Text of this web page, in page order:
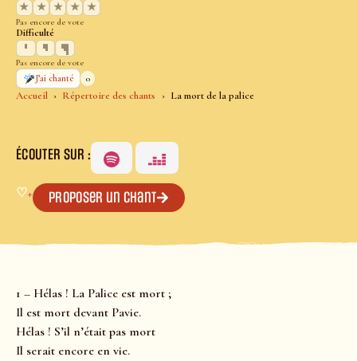
Accueil Répertoire des chants La mort de la palice
★
★ ★ ★ ★
Pas encore de vote
Difficulté
Pas encore de vote
J’ai chanté
0
ÉCOUTER SUR :
♡+ Proposer un chant
1 – Hélas ! La Palice est mort ;
Il est mort devant Pavie.
Hélas ! S’il n’était pas mort
Il serait encore en vie.